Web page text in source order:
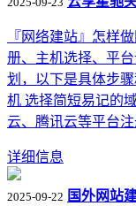
『网络建站』怎样
册、主机选择、平
划，以下是具体步
机‌ 选择简短易记的
云、腾讯云等平台
详细信息
2025-09-22 国外网站